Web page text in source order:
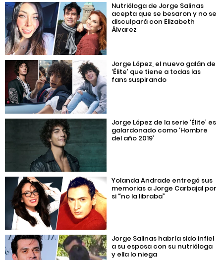
Nutrióloga de Jorge Salinas
acepta que se besaron y no se
disculpará con Elizabeth
Álvarez
Jorge López, el nuevo galán de
‘Élite’ que tiene a todas las
fans suspirando
Jorge López de la serie ‘Élite’ es
galardonado como ‘Hombre
del año 2019’
Yolanda Andrade entregó sus
memorias a Jorge Carbajal por
si “no la libraba”
Jorge Salinas habría sido infiel
a su esposa con su nutrióloga
y ella lo niega